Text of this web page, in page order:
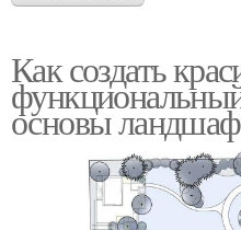
Как создать
основы